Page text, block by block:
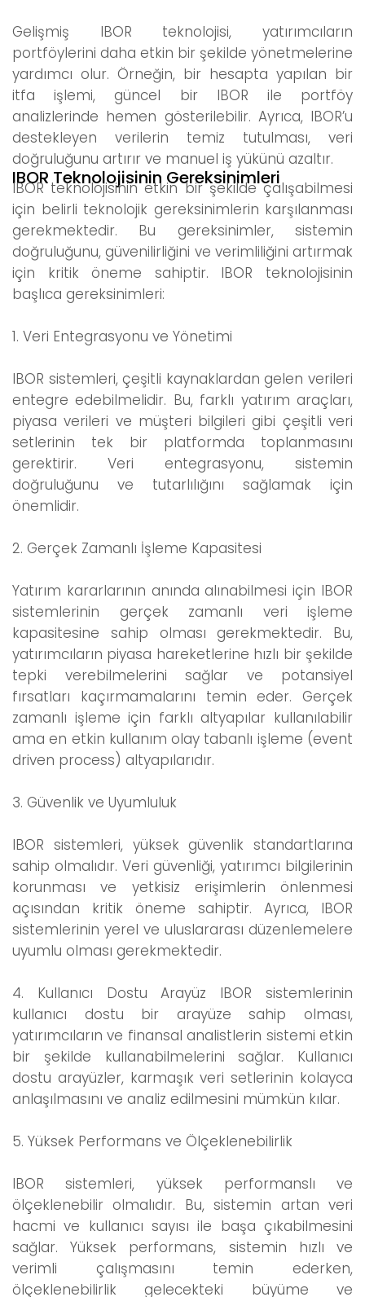
Gelişmiş IBOR teknolojisi, yatırımcıların
portföylerini daha etkin bir şekilde yönetmelerine
yardımcı olur. Örneğin, bir hesapta yapılan bir
itfa işlemi, güncel bir IBOR ile portföy
analizlerinde hemen gösterilebilir. Ayrıca, IBOR’u
destekleyen verilerin temiz tutulması, veri
doğruluğunu artırır ve manuel iş yükünü azaltır.
IBOR Teknolojisinin Gereksinimleri
IBOR teknolojisinin etkin bir şekilde çalışabilmesi
için belirli teknolojik gereksinimlerin karşılanması
gerekmektedir. Bu gereksinimler, sistemin
doğruluğunu, güvenilirliğini ve verimliliğini artırmak
için kritik öneme sahiptir. IBOR teknolojisinin
başlıca gereksinimleri:
1. Veri Entegrasyonu ve Yönetimi
IBOR sistemleri, çeşitli kaynaklardan gelen verileri
entegre edebilmelidir. Bu, farklı yatırım araçları,
piyasa verileri ve müşteri bilgileri gibi çeşitli veri
setlerinin tek bir platformda toplanmasını
gerektirir. Veri entegrasyonu, sistemin
doğruluğunu ve tutarlılığını sağlamak için
önemlidir.
2. Gerçek Zamanlı İşleme Kapasitesi
Yatırım kararlarının anında alınabilmesi için IBOR
sistemlerinin gerçek zamanlı veri işleme
kapasitesine sahip olması gerekmektedir. Bu,
yatırımcıların piyasa hareketlerine hızlı bir şekilde
tepki verebilmelerini sağlar ve potansiyel
fırsatları kaçırmamalarını temin eder. Gerçek
zamanlı işleme için farklı altyapılar kullanılabilir
ama en etkin kullanım olay tabanlı işleme (event
driven process) altyapılarıdır.
3. Güvenlik ve Uyumluluk
IBOR sistemleri, yüksek güvenlik standartlarına
sahip olmalıdır. Veri güvenliği, yatırımcı bilgilerinin
korunması ve yetkisiz erişimlerin önlenmesi
açısından kritik öneme sahiptir. Ayrıca, IBOR
sistemlerinin yerel ve uluslararası düzenlemelere
uyumlu olması gerekmektedir.
4. Kullanıcı Dostu Arayüz IBOR sistemlerinin
kullanıcı dostu bir arayüze sahip olması,
yatırımcıların ve finansal analistlerin sistemi etkin
bir şekilde kullanabilmelerini sağlar. Kullanıcı
dostu arayüzler, karmaşık veri setlerinin kolayca
anlaşılmasını ve analiz edilmesini mümkün kılar.
5. Yüksek Performans ve Ölçeklenebilirlik
IBOR sistemleri, yüksek performanslı ve
ölçeklenebilir olmalıdır. Bu, sistemin artan veri
hacmi ve kullanıcı sayısı ile başa çıkabilmesini
sağlar. Yüksek performans, sistemin hızlı ve
verimli çalışmasını temin ederken,
ölçeklenebilirlik gelecekteki büyüme ve